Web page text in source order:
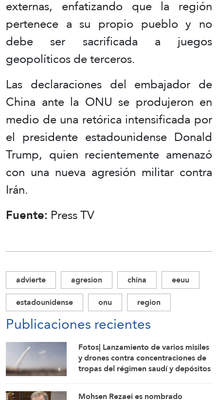
externas, enfatizando que la región
pertenece a su propio pueblo y no
debe ser sacrificada a juegos
geopolíticos de terceros.
Las declaraciones del embajador de
China ante la ONU se produjeron en
medio de una retórica intensificada por
el presidente estadounidense Donald
Trump, quien recientemente amenazó
con una nueva agresión militar contra
Irán.
Fuente: Press TV
advierte agresion china
eeuu
estadounidense
onu region
Publicaciones recientes
Fotos| Lanzamiento de varios misiles
y drones contra concentraciones de
tropas del régimen saudí y depósitos
Mohsen Rezaei es nombrado